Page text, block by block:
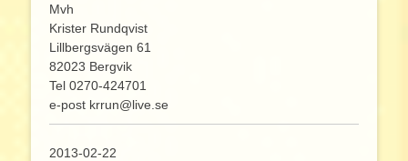
Mvh
Krister Rundqvist
Lillbergsvägen 61
82023 Bergvik
Tel 0270-424701
e-post krrun@live.se
2013-02-22